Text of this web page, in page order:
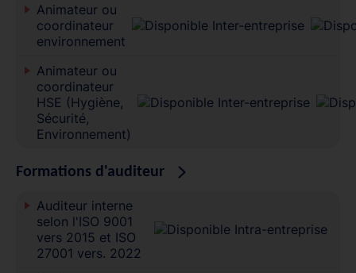
Animateur ou
coordinateur
environnement
Animateur ou
coordinateur
HSE (Hygiène,
Sécurité,
Environnement)
Formations d'auditeur
Auditeur interne
selon l'ISO 9001
vers 2015 et ISO
27001 vers. 2022